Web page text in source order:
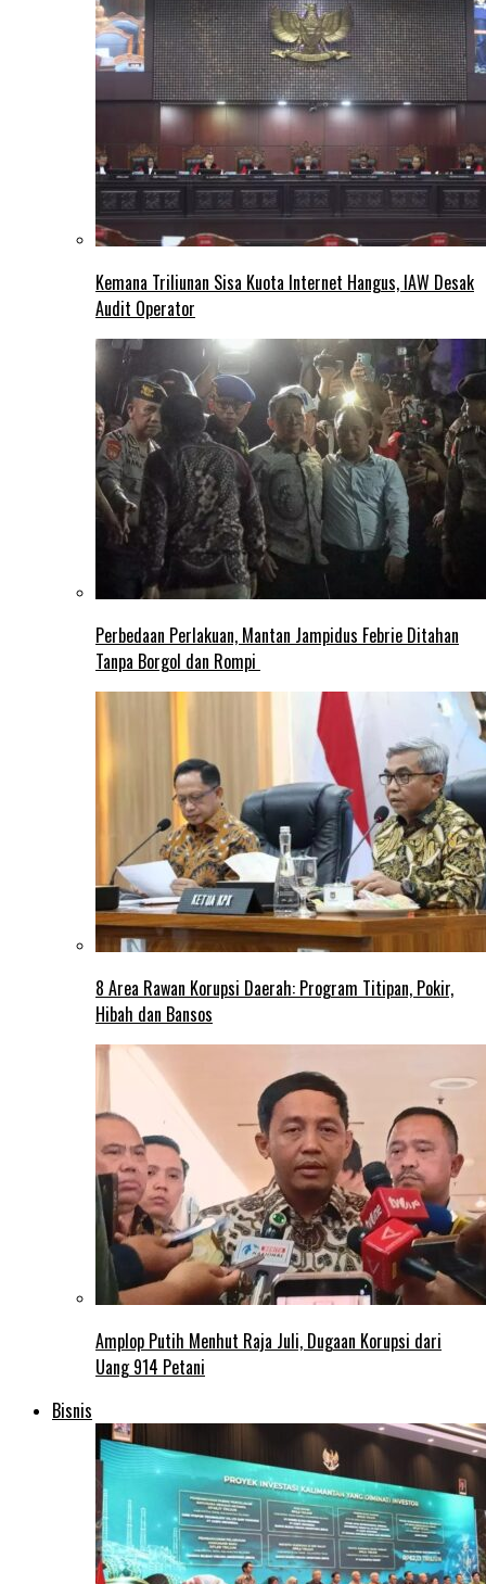
Kemana Triliunan Sisa Kuota Internet Hangus, IAW Desak
Audit Operator
Perbedaan Perlakuan, Mantan Jampidus Febrie Ditahan
Tanpa Borgol dan Rompi
8 Area Rawan Korupsi Daerah: Program Titipan, Pokir,
Hibah dan Bansos
Amplop Putih Menhut Raja Juli, Dugaan Korupsi dari
Uang 914 Petani
Bisnis